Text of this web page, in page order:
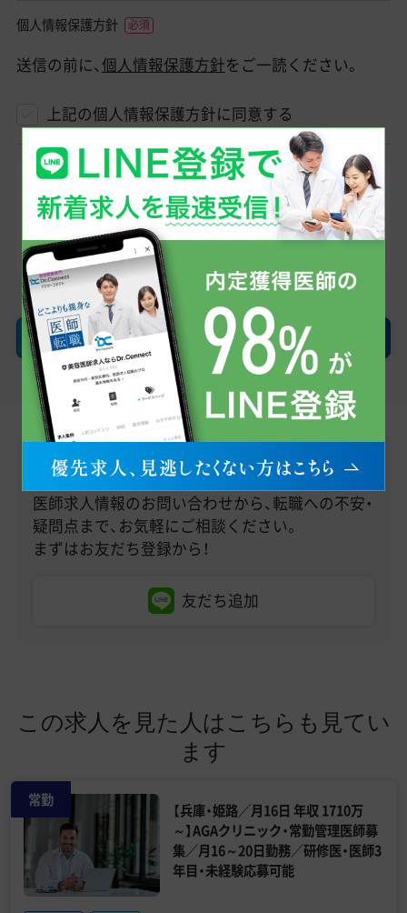
個人情報保護方針
送信の前に、個人情報保護方針をご一読ください。
上記の個人情報保護方針に同意する
登録したメールアドレスへ、当社からのメール
（@dr-connect.jp）をお送りします。そのため「ドメ
イン指定受信/拒否設定」を利用されている方は受
け取れるようにお願いします。
確認画面へ
LINEで無料転職相談
医師求人情報のお問い合わせから、転職への不安・
疑問点まで、お気軽にご相談ください。
まずはお友だち登録から！
友だち追加
この求人を見た人はこちらも見てい
ます
常勤
【兵庫・姫路／月16日 年収 1710万
～】AGAクリニック・常勤管理医師募
集／月16～20日勤務／研修医・医師3
年目・未経験応募可能